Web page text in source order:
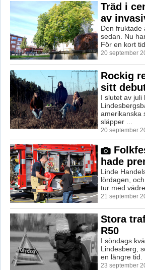
Träd i
av
Den fruktade
sedan. Nu
För en kort tid
20 september
Rockig
sitt
I slutet av juli
amerikanska
släpper ...
20 september
hade
Linde
lördagen,
tur med
21 september
Stora
R50
I söndags
Lindesberg,
en längre tid.
23 september